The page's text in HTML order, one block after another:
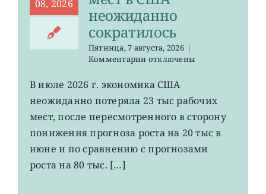
08, 2026
неожиданно
сократилось
Пятница, 7 августа, 2026 |
Комментариик
VOO:
рабочих
мест
США
неожиданно
отключены
В июле 2026 г. экономика США
неожиданно потеряла 23 тыс рабочих
мест, после пересмотренного в сторону
понижения прогноза роста на 20 тыс в
июне и по сравнению с прогнозами
роста на 80 тыс. […]